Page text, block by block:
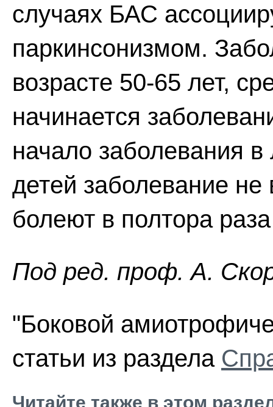
случаях БАС
паркинсонизмом.
возрасте 50-65 лет,
начинается
начало заболевания
детей заболевание
болеют в полтора
Пoд peд. проф. А.
"Боковой
статьи из раздела
Читайте также в этом